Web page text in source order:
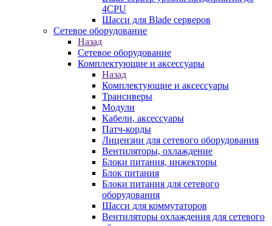
4CPU
Шасси для Blade серверов
Сетевое оборудование
Назад
Сетевое оборудование
Комплектующие и аксессуары
Назад
Комплектующие и аксессуары
Трансиверы
Модули
Кабели, аксессуары
Патч-корды
Лицензии для сетевого оборудования
Вентиляторы, охлаждение
Блоки питания, инжекторы
Блок питания
Блоки питания для сетевого
оборудования
Шасси для коммутаторов
Вентиляторы охлаждения для сетевого